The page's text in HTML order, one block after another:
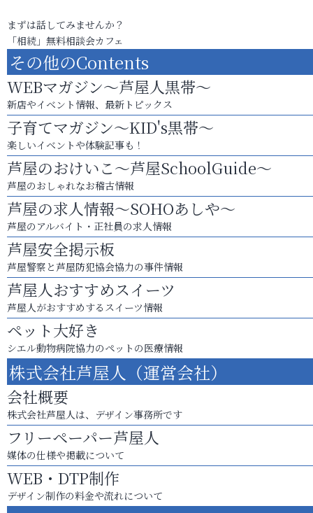
まずは話してみませんか？
「相続」無料相談会カフェ
その他のContents
WEBマガジン～芦屋人黒帯～
新店やイベント情報、最新トピックス
子育てマガジン～KID's黒帯～
楽しいイベントや体験記事も！
芦屋のおけいこ～芦屋SchoolGuide～
芦屋のおしゃれなお稽古情報
芦屋の求人情報～SOHOあしや～
芦屋のアルバイト・正社員の求人情報
芦屋安全掲示板
芦屋警察と芦屋防犯協会協力の事件情報
芦屋人おすすめスイーツ
芦屋人がおすすめするスイーツ情報
ペット大好き
シエル動物病院協力のペットの医療情報
株式会社芦屋人（運営会社）
会社概要
株式会社芦屋人は、デザイン事務所です
フリーペーパー芦屋人
媒体の仕様や掲載について
WEB・DTP制作
デザイン制作の料金や流れについて